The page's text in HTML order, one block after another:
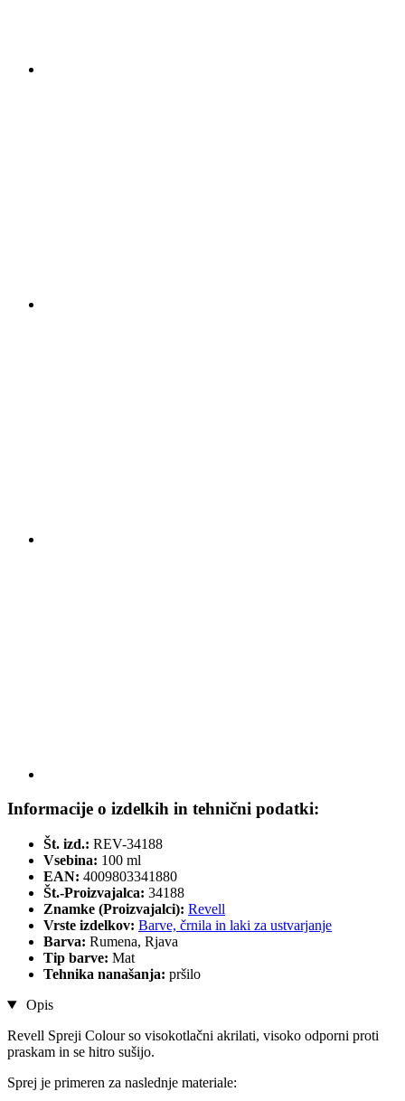
Informacije o izdelkih in tehnični podatki:
Št. izd.: REV-34188
Vsebina: 100 ml
EAN: 4009803341880
Št.-Proizvajalca: 34188
Znamke (Proizvajalci): Revell
Vrste izdelkov: Barve, črnila in laki za ustvarjanje
Barva: Rumena, Rjava
Tip barve: Mat
Tehnika nanašanja: pršilo
Opis
Revell Spreji Colour so visokotlačni akrilati, visoko odporni proti
praskam in se hitro sušijo.
Sprej je primeren za naslednje materiale: